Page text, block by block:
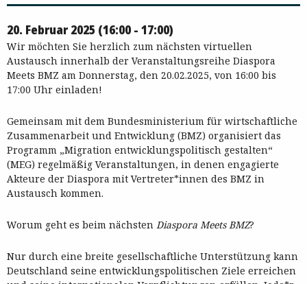
20. Februar 2025 (16:00 - 17:00)
Wir möchten Sie herzlich zum nächsten virtuellen
Austausch innerhalb der Veranstaltungsreihe Diaspora
Meets BMZ am Donnerstag, den 20.02.2025, von 16:00 bis
17:00 Uhr einladen!
Gemeinsam mit dem Bundesministerium für wirtschaftliche
Zusammenarbeit und Entwicklung (BMZ) organisiert das
Programm „Migration entwicklungspolitisch gestalten“
(MEG) regelmäßig Veranstaltungen, in denen engagierte
Akteure der Diaspora mit Vertreter*innen des BMZ in
Austausch kommen.
Worum geht es beim nächsten Diaspora Meets BMZ?
Nur durch eine breite gesellschaftliche Unterstützung kann
Deutschland seine entwicklungspolitischen Ziele erreichen